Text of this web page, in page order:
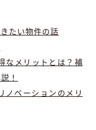
たい物件の話
なメリットとは？補
！
ノベーションのメリ